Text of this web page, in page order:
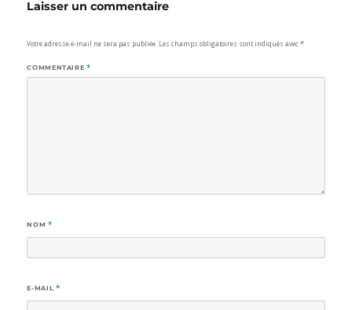
Laisser un commentaire
Votre adresse e-mail ne sera pas publiée. Les champs obligatoires sont indiqués avec*
COMMENTAIRE *
NOM *
E-MAIL *